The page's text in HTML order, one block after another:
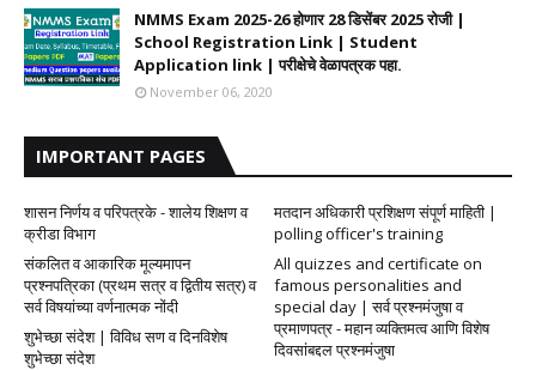
NMMS Exam 2025-26 होणार 28 डिसेंबर 2025 रोजी |
School Registration Link | Student
Application link | परीक्षेचे वेळापत्रक पहा.
November 06, 2020
IMPORTANT PAGES
शासन निर्णय व परिपत्रके - शालेय शिक्षण व
क्रीडा विभाग
मतदान अधिकारी प्रशिक्षण संपूर्ण माहिती |
polling officer's training
संकलित व आकारिक मूल्यमापन
प्रश्नपत्रिका (प्रथम सत्र व द्वितीय सत्र) व
सर्व विषयांच्या वर्णनात्मक नोंदी
All quizzes and certificate on
famous personalities and
special day | सर्व प्रश्नमंजुषा व
प्रमाणपत्र - महान व्यक्तिमत्व आणि विशेष
दिवसांबद्दल प्रश्नमंजुषा
शुभेच्छा संदेश | विविध सण व दिनविशेष
शुभेच्छा संदेश